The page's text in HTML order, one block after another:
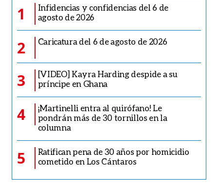
1
Infidencias y confidencias del 6 de
agosto de 2026
2 Caricatura del 6 de agosto de 2026
3
[VIDEO] Kayra Harding despide a su
príncipe en Ghana
4
¡Martinelli entra al quirófano! Le
pondrán más de 30 tornillos en la
columna
5
Ratifican pena de 30 años por homicidio
cometido en Los Cántaros